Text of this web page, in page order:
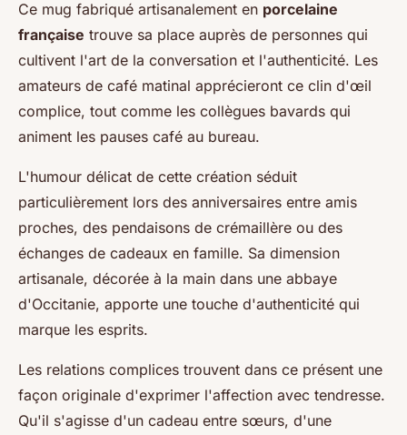
Ce mug fabriqué artisanalement en porcelaine
française trouve sa place auprès de personnes qui
cultivent l'art de la conversation et l'authenticité. Les
amateurs de café matinal apprécieront ce clin d'œil
complice, tout comme les collègues bavards qui
animent les pauses café au bureau.
L'humour délicat de cette création séduit
particulièrement lors des anniversaires entre amis
proches, des pendaisons de crémaillère ou des
échanges de cadeaux en famille. Sa dimension
artisanale, décorée à la main dans une abbaye
d'Occitanie, apporte une touche d'authenticité qui
marque les esprits.
Les relations complices trouvent dans ce présent une
façon originale d'exprimer l'affection avec tendresse.
Qu'il s'agisse d'un cadeau entre sœurs, d'une